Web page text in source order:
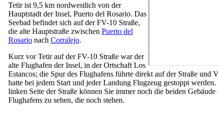
Tetirist 9,5 km nordwestlich von der
Hauptstadt der Insel, Puerto del Rosario. Das
Seebad befindet sich auf der FV-10 Straße,
die alte Hauptstraße zwischen Puerto del
Rosario nach Corralejo.
Kurz vorTetirauf der FV-10 Straße war der
alte Flughafen der Insel, in der Ortschaft Los
Estancos; die Spur des Flughafens führte direkt auf der Straße und
hatte bei jedem Start und jeder Landung Flugzeug gestoppt
linken Seite der Straße können Sie immer noch die beiden Gebäude
Flughafens zu sehen, die noch stehen.